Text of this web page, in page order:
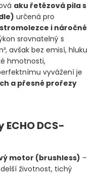
aku řetězová pila s
určená pro
i náročné
srovnatelný s
avšak bez emisí, hluku
hmotnosti,
vyvážení je
a přesné prořezy
DCS-
motor (brushless) –
životnost, tichý